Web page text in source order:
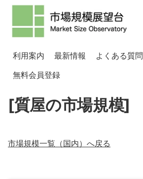
利用案内 最新情報 よくある質問
無料会員登録
[質屋の市場規模]
市場規模一覧（国内）へ戻る